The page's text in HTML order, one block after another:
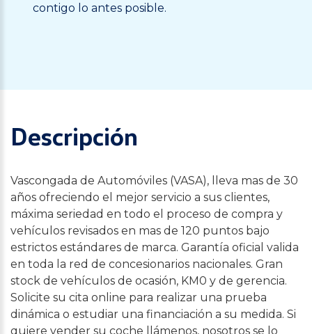
contigo lo antes posible.
Descripción
Vascongada de Automóviles (VASA), lleva mas de 30
años ofreciendo el mejor servicio a sus clientes,
máxima seriedad en todo el proceso de compra y
vehículos revisados en mas de 120 puntos bajo
estrictos estándares de marca. Garantía oficial valida
en toda la red de concesionarios nacionales. Gran
stock de vehículos de ocasión, KM0 y de gerencia.
Solicite su cita online para realizar una prueba
dinámica o estudiar una financiación a su medida. Si
quiere vender su coche llámenos, nosotros se lo